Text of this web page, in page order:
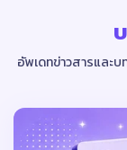
อัพเดทข่าวสารและบ